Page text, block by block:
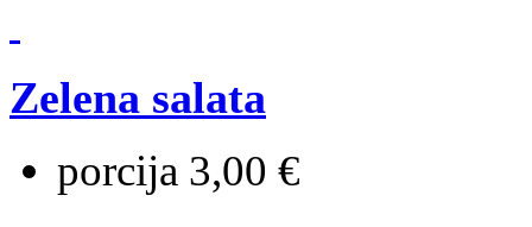
Zelena salata
porcija 3,00 €